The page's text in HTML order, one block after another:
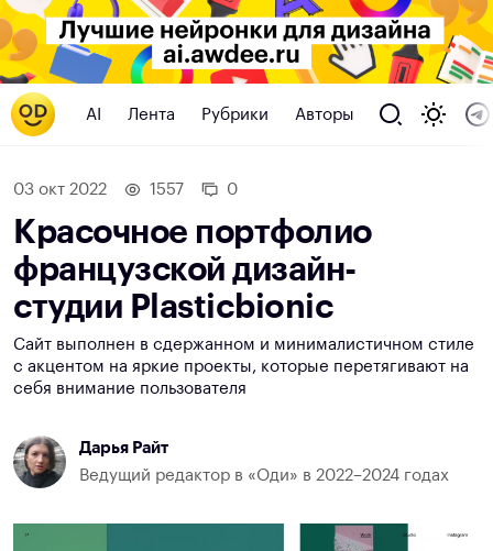
AI Лента Рубрики Авторы
03 окт 2022 1557 0
Красочное портфолио
французской дизайн-
студии Plasticbionic
Сайт выполнен в сдержанном и минималистичном стиле
с акцентом на яркие проекты, которые перетягивают на
себя внимание пользователя
Дарья Райт
Ведущий редактор в «Оди» в 2022–2024 годах